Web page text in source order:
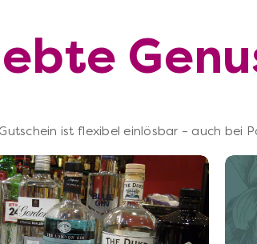
ist flexibel einlösbar – auch bei